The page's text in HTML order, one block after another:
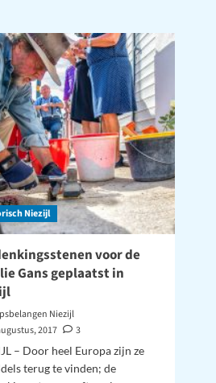
zoektocht
naar
familie
Gans
uit
Niezijl
–
deel
1
Niezijl
voor de
Gans geplaatst in
Niezijl
2017
3
– Door heel Europa zijn ze
terug te vinden; de